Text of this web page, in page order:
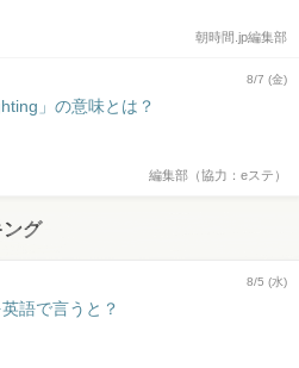
朝時間.jp編集部
8/7 (金)
」の意味とは？
編集部（協力：eステ）
グ
8/5 (水)
英語で言うと？